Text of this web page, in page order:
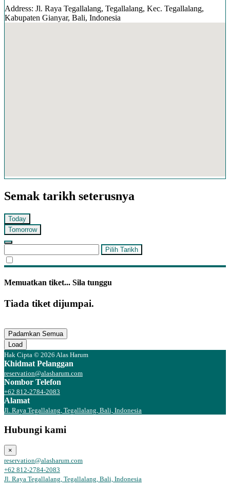
Address: Jl. Raya Tegallalang, Tegallalang, Kec. Tegallalang,
Kabupaten Gianyar, Bali, Indonesia
Semak tarikh seterusnya
Today
Tomorrow
Pilih Tarikh
Memuatkan tiket... Sila tunggu
Tiada tiket dijumpai.
Padamkan Semua
Load
Hak Cipta © 2026 Alas Harum
Khidmat Pelanggan
reservation@alasharum.com
Nombor Telefon
+62 812-2784-2083
Alamat
Jl. Raya Tegallalang, Tegallalang, Bali, Indonesia
Hubungi kami
×
reservation@alasharum.com
+62 812-2784-2083
Jl. Raya Tegallalang, Tegallalang, Bali, Indonesia